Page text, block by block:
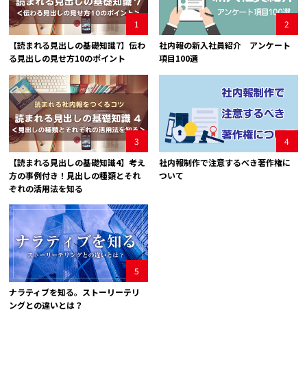
1
【読まれる見出しの基礎知識7】伝わ
る見出しの見せ方10のポイント
2
社内報の新入社員紹介 アンケート
項目100選
3
【読まれる見出しの基礎知識4】考え
方の事例付き！見出しの種類とそれ
ぞれの活用法を知る
4
社内報制作で注意するべき著作権に
ついて
5
ナラティブを知る。ストーリーテリ
ングとの違いとは？